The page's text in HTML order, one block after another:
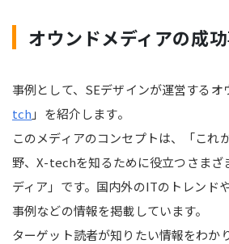
オウンドメディアの成
事例として、SEデザインが運営するオ
tch 」を紹介します。
このメディアのコンセプトは、「これ
野、X-techを知るために役立つさまざ
ディア」です。国内外のITのトレンド
事例などの情報を掲載しています。
ターゲット読者が知りたい情報をわか